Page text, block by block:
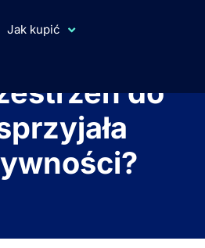
Jak kupić
do